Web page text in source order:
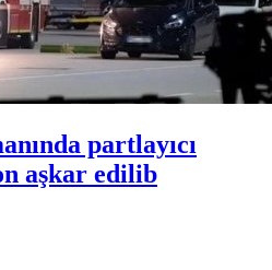
partlayıcı
aşkar edilib